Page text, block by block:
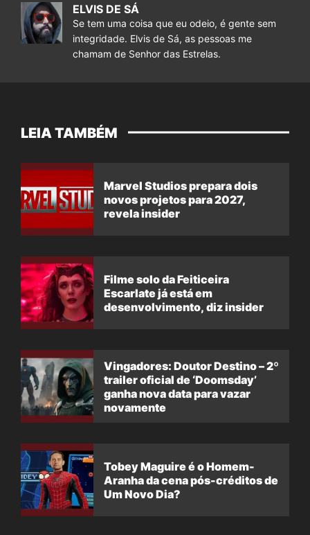
ELVIS DE SÁ
Se tem uma coisa que eu odeio, é gente sem
integridade. Elvis de Sá, as pessoas me
chamam de Senhor das Estrelas.
LEIA TAMBÉM
Marvel Studios prepara dois
novos projetos para 2027,
revela insider
Filme solo da Feiticeira
Escarlate já está em
desenvolvimento, diz insider
Vingadores: Doutor Destino – 2º
trailer oficial de ‘Doomsday’
ganha nova data para vazar
novamente
Tobey Maguire é o Homem-
Aranha da cena pós-créditos de
Um Novo Dia?